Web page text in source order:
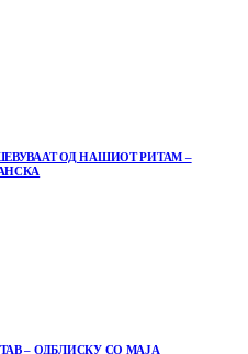
ОД НАШИОТ РИТАМ –
– ОДБЛИСКУ СО МАЈА